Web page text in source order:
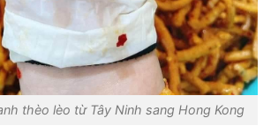
thèo lèo từ Tây Ninh sang Hong Kong